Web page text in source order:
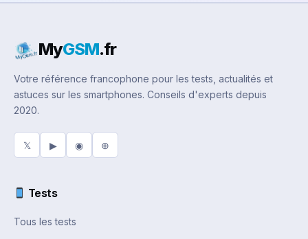
MyGSM.fr
Votre référence francophone pour les tests, actualités et
astuces sur les smartphones. Conseils d'experts depuis
2020.
𝕏 ▶ ◉ ⊕
Tests
Tous les tests